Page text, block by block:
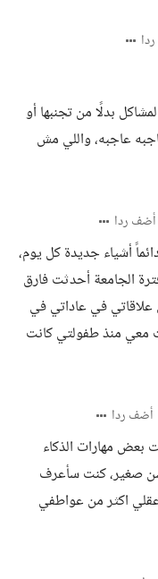
بدلًا من تجنبها أو
عاجبه، واللي مش
أضف ردا
أشياء جديدة كل يوم،
الجامعة أحدثت فارق
في عاداتي في
معي منذ طفولتي كانت
أضف ردا
بعض مهارات الذكاء
صغير، كنت سأعرف
اكثر من عواطفي